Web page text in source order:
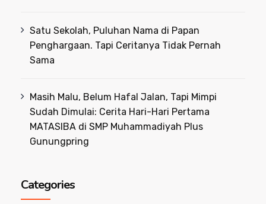
Satu Sekolah, Puluhan Nama di Papan
Penghargaan. Tapi Ceritanya Tidak Pernah
Sama
Masih Malu, Belum Hafal Jalan, Tapi Mimpi
Sudah Dimulai: Cerita Hari-Hari Pertama
MATASIBA di SMP Muhammadiyah Plus
Gunungpring
Categories